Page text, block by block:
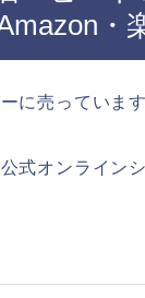
・
に売っています
式オンライン